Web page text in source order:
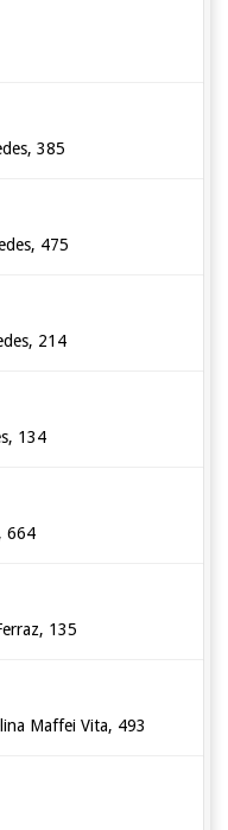
385
475
214
134
664
135
Maffei Vita, 493